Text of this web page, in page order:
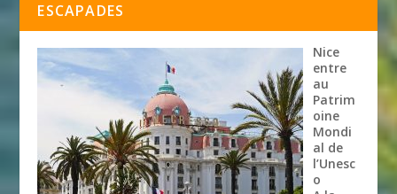
ESCAPADES
Nice
entre
au
Patrim
oine
Mondi
al de
l’Unesc
o